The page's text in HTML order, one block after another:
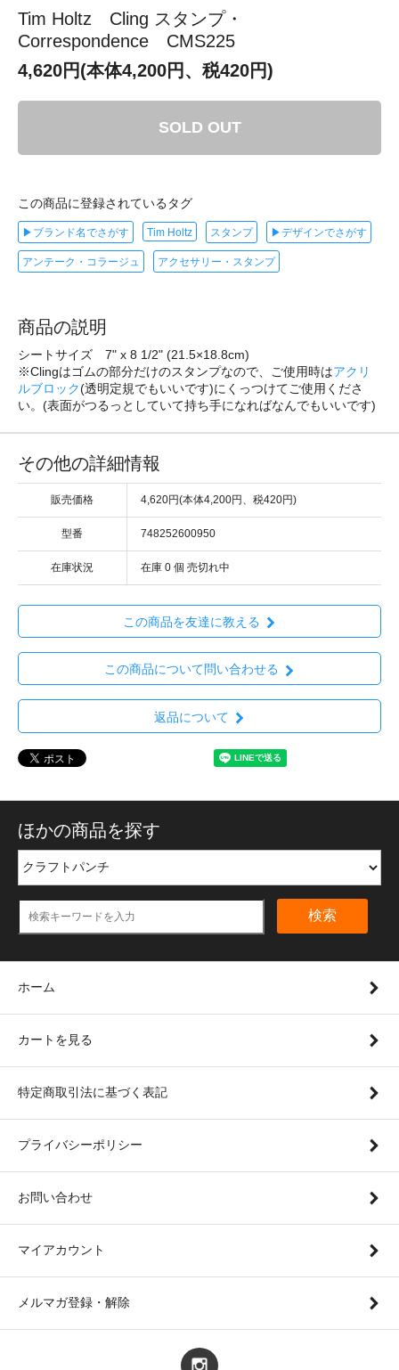
Tim Holtz Cling スタンプ・
Correspondence CMS225
4,620円(本体4,200円、税420円)
SOLD OUT
この商品に登録されているタグ
▶ブランド名でさがす Tim Holtz スタンプ ▶デザインでさがす
アンテーク・コラージュ アクセサリー・スタンプ
商品の説明
シートサイズ 7" x 8 1/2" (21.5×18.8cm)
※Clingはゴムの部分だけのスタンプなので、ご使用時はアクリ
ルブロック(透明定規でもいいです)にくっつけてご使用くださ
い。(表面がつるっとしていて持ち手になればなんでもいいです)
その他の詳細情報
販売価格 4,620円(本体4,200円、税420円)
型番 748252600950
在庫状況 在庫 0 個 売切れ中
この商品を友達に教える
この商品について問い合わせる
返品について
ほかの商品を探す
検索
ホーム
カートを見る
特定商取引法に基づく表記
プライバシーポリシー
お問い合わせ
マイアカウント
メルマガ登録・解除